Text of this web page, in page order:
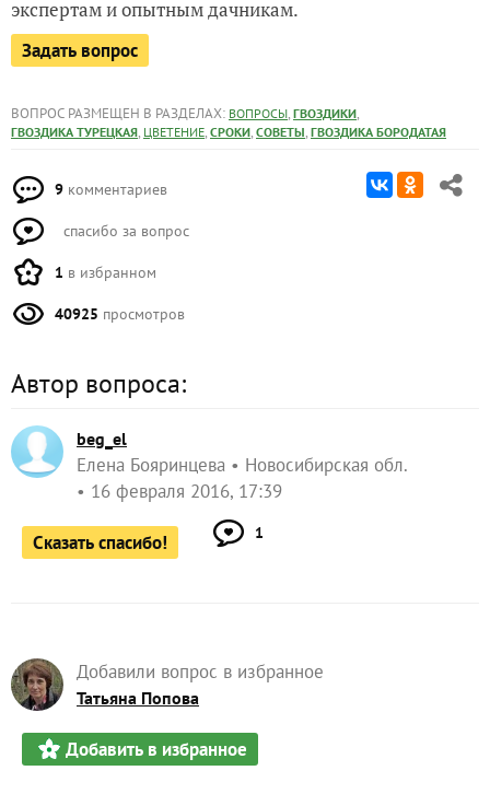
экспертам и опытным дачникам.
Задать вопрос
ВОПРОС РАЗМЕЩЕН В РАЗДЕЛАХ: ВОПРОСЫ, ГВОЗДИКИ,
ГВОЗДИКА ТУРЕЦКАЯ, ЦВЕТЕНИЕ, СРОКИ, СОВЕТЫ, ГВОЗДИКА БОРОДАТАЯ
9 комментариев
спасибо за вопрос
1 в избранном
40925 просмотров
Автор вопроса:
beg_el
Елена Бояринцева
Новосибирская обл.
16 февраля 2016, 17:39
Сказать спасибо! 1
Добавили вопрос в избранное
Татьяна Попова
Добавить в избранное